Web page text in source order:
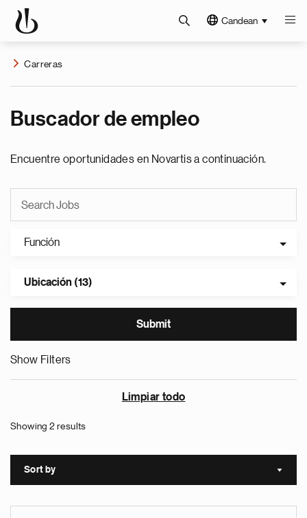
Candean
Carreras
Buscador de empleo
Encuentre oportunidades en Novartis a continuación.
Función
Ubicación (13)
Show Filters
Limpiar todo
Showing 2 results
Sort by Sort